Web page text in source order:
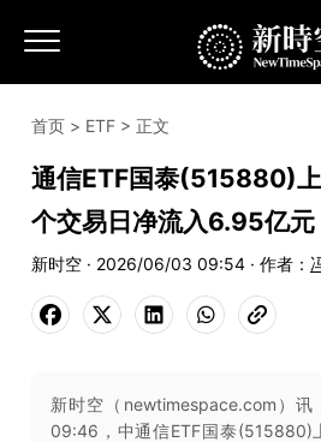
首页 > ETF > 正文
通信ETF国泰(515880)
个交易日净流入6.95亿元
新时空 · 2026/06/03 09:54 · 作者：
新时空（newtimespace.com）
09:46，中通信ETF国泰(515880)